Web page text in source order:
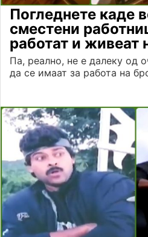
Погледнете каде
сместени
работат и живеат
Па, реално, не е далеку од
да се имаат за работа на